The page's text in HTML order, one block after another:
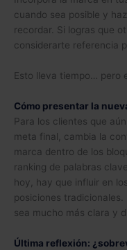
cuando sea posible y
recordar. Si logras que
considerarte referencia
Esto lleva tiempo… pero
Cómo presentar la
Para los clientes que
meta final, cambia la
marca dentro de los
ranking de palabras
hoy, hay que influir en
posiciones
sea mucho más clara y
Última reflexión: